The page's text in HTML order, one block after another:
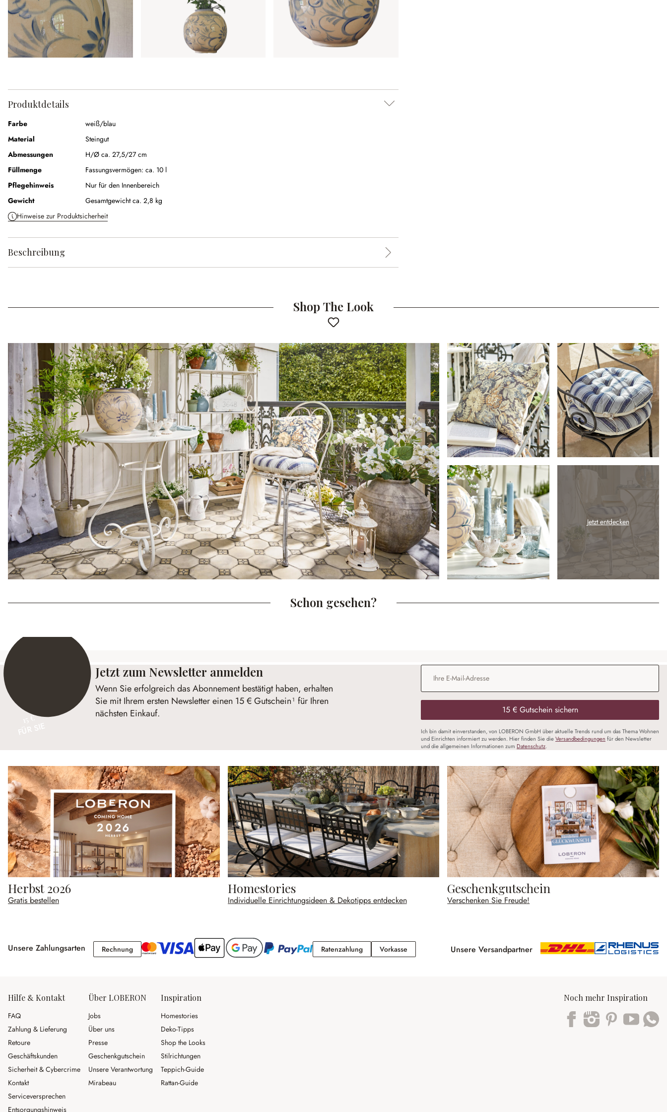
Produktdetails
Farbe
weiß/blau
Material
Steingut
Abmessungen
H/Ø ca. 27,5/27 cm
Füllmenge
Fassungsvermögen: ca. 10 l
Pflegehinweis
Nur für den Innenbereich
Gewicht
Gesamtgewicht ca. 2,8 kg
Hinweise zur Produktsicherheit
Beschreibung
Shop The Look
Jetzt entdecken
Schon gesehen?
15 €
Jetzt zum Newsletter anmelden
Wenn Sie erfolgreich das Abonnement bestätigt haben, erhalten
Sie mit Ihrem ersten Newsletter einen 15 € Gutschein¹ für Ihren
nächsten Einkauf.
E-Mail-Adresse
15 € Gutschein sichern
Ich bin damit einverstanden, von LOBERON GmbH über aktuelle Trends rund um das Thema Wohnen
und Einrichten informiert zu werden. Hier finden Sie dieVersandbedingungen für den Newsletter
und die allgemeinen Informationen zum Datenschutz.
Herbst 2026
Gratis bestellen
Homestories
Individuelle Einrichtungsideen & Dekotipps entdecken
Geschenkgutschein
Verschenken Sie Freude!
Unsere Zahlungsarten RechnungRechnung RatenzahlungRatenzahlung
VorkasseVorkasse Unsere Versandpartner
Hilfe & Kontakt
FAQ
Zahlung & Lieferung
Retoure
Geschäftskunden
Sicherheit & Cybercrime
Kontakt
Serviceversprechen
Entsorgungshinweis
Über LOBERON
Jobs
Über uns
Presse
Geschenkgutschein
Unsere Verantwortung
Mirabeau
Inspiration
Homestories
Deko-Tipps
Shop the Looks
Stilrichtungen
Teppich-Guide
Rattan-Guide
Noch mehr Inspiration